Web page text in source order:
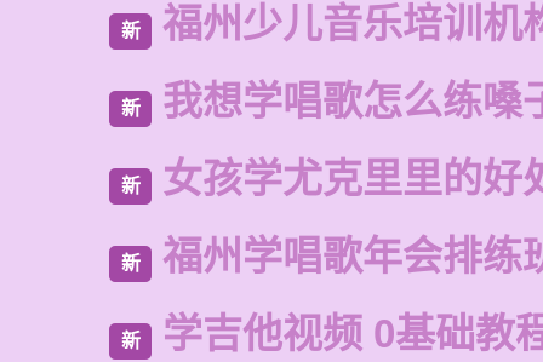
新 福州少儿音乐培训机
新 我想学唱歌怎么练嗓
新 女孩学尤克里里的好
新 福州学唱歌年会排练
新 学吉他视频 0基础教